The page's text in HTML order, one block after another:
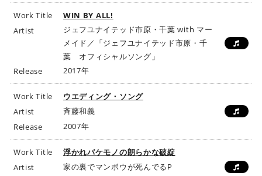
Work Title
WIN BY ALL!
Artist
ジェフユナイテッド市原・千葉 with マー
メイド／「ジェフユナイテッド市原・千
葉 オフィシャルソング」
Release
2017年
Work Title
ウエディング・ソング
Artist
斉藤和義
Release
2007年
Work Title
浮かれバケモノの朗らかな破綻
Artist
家の裏でマンボウが死んでるP